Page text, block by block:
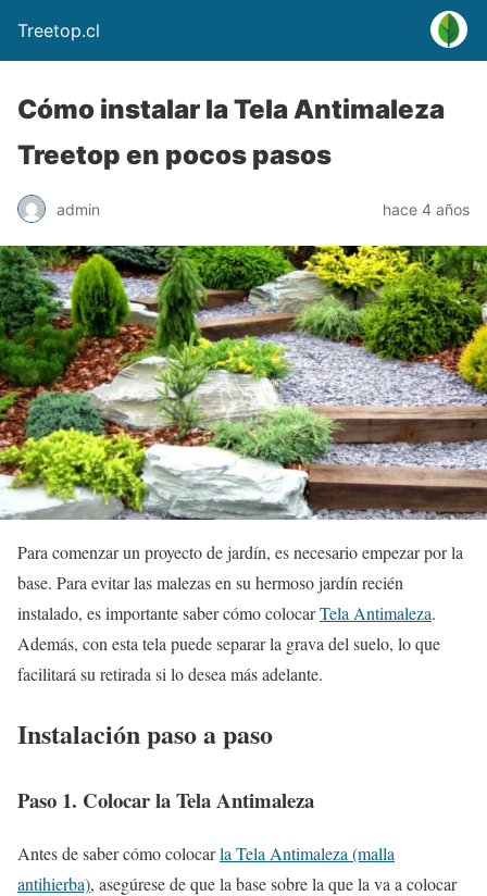
Treetop.cl
Cómo instalar la Tela Antimaleza
Treetop en pocos pasos
admin hace 4 años
Para comenzar un proyecto de jardín, es necesario empezar por la
base. Para evitar las malezas en su hermoso jardín recién
instalado, es importante saber cómo colocarTela Antimaleza.
Además, con esta tela puede separar la grava del suelo, lo que
facilitará su retirada si lo desea más adelante.
Instalación paso a paso
Paso 1. Colocar la Tela Antimaleza
Antes de saber cómo colocarla Tela Antimaleza (malla
antihierba), asegúrese de que la base sobre la que la va a colocar